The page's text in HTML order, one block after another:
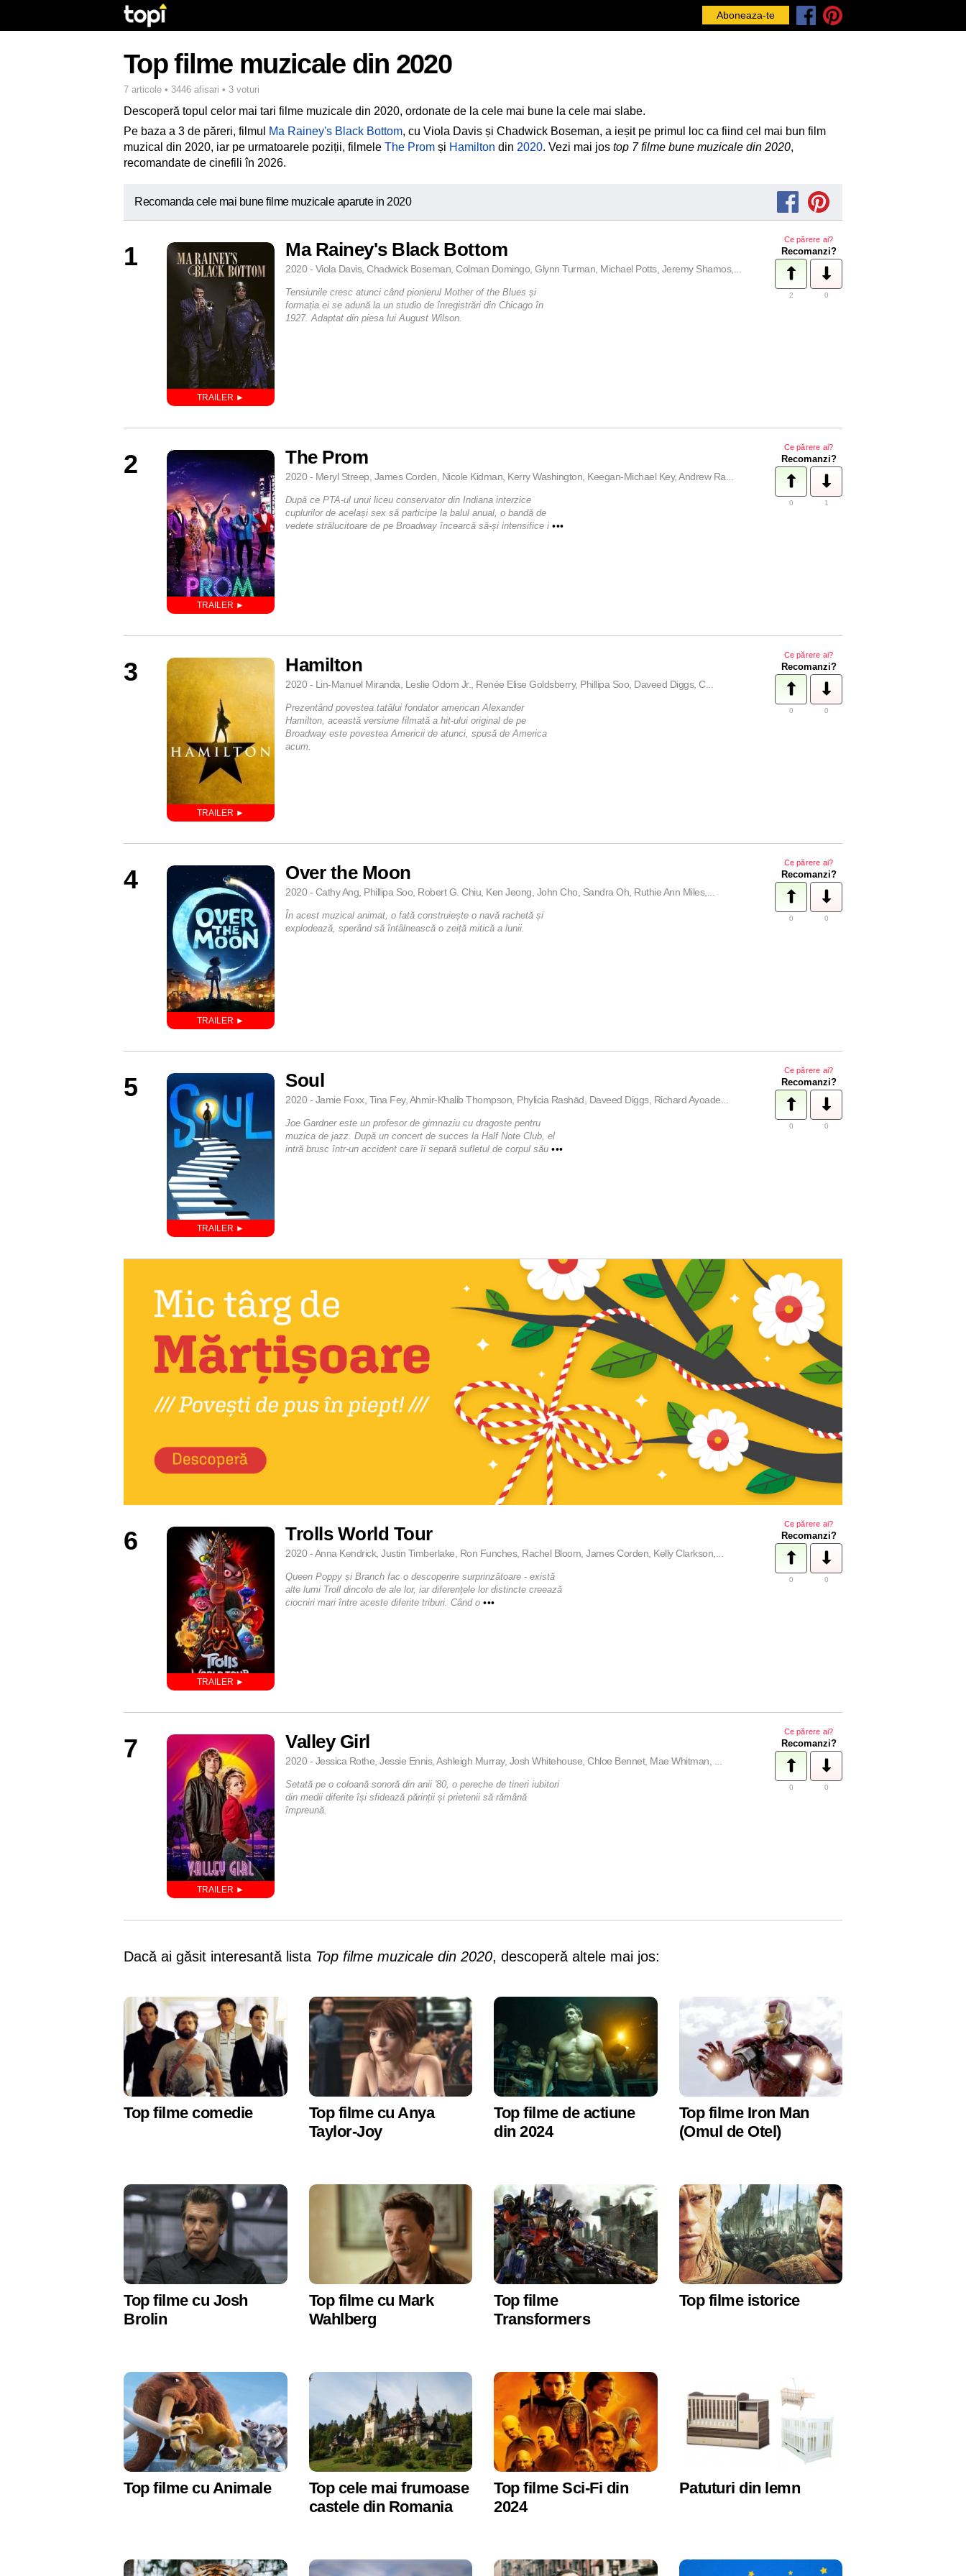
Aboneaza-te
Top filme muzicale din 2020
7 articole • 3446 afisari • 3 voturi
Descoperă topul celor mai tari filme muzicale din 2020, ordonate de la cele mai bune la cele mai slabe.
Pe baza a 3 de păreri, filmul
Ma Rainey's Black Bottom, cu Viola Davis și Chadwick Boseman, a ieșit pe primul loc ca fiind cel mai bun film
muzical din 2020, iar pe urmatoarele poziții, filmele The Prom și Hamilton din 2020. Vezi mai jos top 7 filme bune muzicale din 2020,
recomandate de cinefili în 2026.
Recomanda cele mai bune filme muzicale aparute in 2020
1 Ma Rainey's Black Bottom
2020 - Viola Davis, Chadwick Boseman, Colman Domingo, Glynn Turman, Michael Potts, Jeremy Shamos,...
Ce părere ai?
Recomanzi?
2 0
Tensiunile cresc atunci când pionierul Mother of the Blues și
formația ei se adună la un studio de înregistrări din Chicago în
1927. Adaptat din piesa lui August Wilson.
2 The Prom
2020 - Meryl Streep, James Corden, Nicole Kidman, Kerry Washington, Keegan-Michael Key, Andrew Ra...
Ce părere ai?
Recomanzi?
0 1
După ce PTA-ul unui liceu conservator din Indiana interzice
cuplurilor de același sex să participe la balul anual, o bandă de
vedete strălucitoare de pe Broadway încearcă să-și intensifice i •••
3 Hamilton
2020 - Lin-Manuel Miranda, Leslie Odom Jr., Renée Elise Goldsberry, Phillipa Soo, Daveed Diggs, C...
Ce părere ai?
Recomanzi?
0 0
Prezentând povestea tatălui fondator american Alexander
Hamilton, această versiune filmată a hit-ului original de pe
Broadway este povestea Americii de atunci, spusă de America
acum.
4 Over the Moon
2020 - Cathy Ang, Phillipa Soo, Robert G. Chiu, Ken Jeong, John Cho, Sandra Oh, Ruthie Ann Miles,...
Ce părere ai?
Recomanzi?
0 0
În acest muzical animat, o fată construiește o navă rachetă și
explodează, sperând să întâlnească o zeiță mitică a lunii.
5 Soul
2020 - Jamie Foxx, Tina Fey, Ahmir-Khalib Thompson, Phylicia Rashād, Daveed Diggs, Richard Ayoade...
Ce părere ai?
Recomanzi?
0 0
Joe Gardner este un profesor de gimnaziu cu dragoste pentru
muzica de jazz. După un concert de succes la Half Note Club, el
intră brusc într-un accident care îi separă sufletul de corpul său •••
6 Trolls World Tour
2020 - Anna Kendrick, Justin Timberlake, Ron Funches, Rachel Bloom, James Corden, Kelly Clarkson,...
Ce părere ai?
Recomanzi?
0 0
Queen Poppy și Branch fac o descoperire surprinzătoare - există
alte lumi Troll dincolo de ale lor, iar diferențele lor distincte creează
ciocniri mari între aceste diferite triburi. Când o •••
7 Valley Girl
2020 - Jessica Rothe, Jessie Ennis, Ashleigh Murray, Josh Whitehouse, Chloe Bennet, Mae Whitman, ...
Ce părere ai?
Recomanzi?
0 0
Setată pe o coloană sonoră din anii '80, o pereche de tineri iubitori
din medii diferite își sfidează părinții și prietenii să rămână
împreună.
Dacă ai găsit interesantă lista Top filme muzicale din 2020, descoperă altele mai jos:
Top filme comedie
Top filme cu Anya
Taylor-Joy
Top filme de actiune
din 2024
Top filme Iron Man
(Omul de Otel)
Top filme cu Josh
Brolin
Top filme cu Mark
Wahlberg
Top filme
Transformers
Top filme istorice
Top filme cu Animale
Top cele mai frumoase
castele din Romania
Top filme Sci-Fi din
2024
Patuturi din lemn